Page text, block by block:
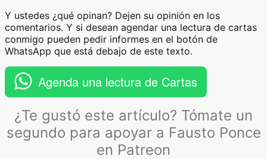
Y ustedes ¿qué opinan? Dejen su opinión en los
comentarios. Y si desean agendar una lectura de cartas
conmigo pueden pedir informes en el botón de
WhatsApp que está debajo de este texto.
Agenda una lectura de Cartas
¿Te gustó este artículo? Tómate un
segundo para apoyar a Fausto Ponce
en Patreon